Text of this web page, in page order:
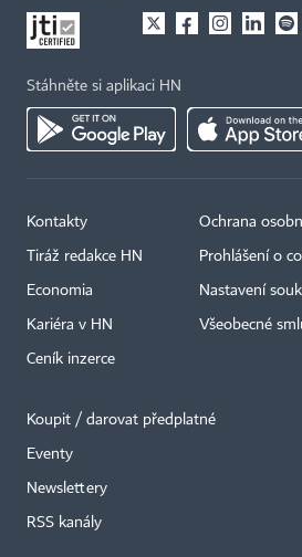
Stáhněte si aplikaci HN
Kontakty
Tiráž redakce HN
Economia
Kariéra v HN
Ceník inzerce
Ochrana
Prohlášení o
Nastavení
Všeobecné
Koupit / darovat předplatné
Eventy
Newslettery
RSS kanály